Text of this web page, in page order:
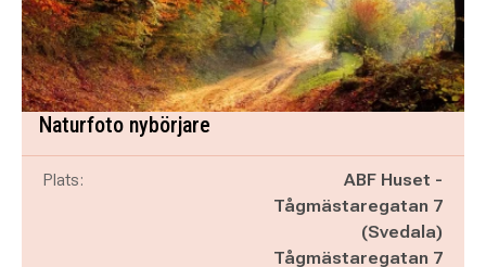
Naturfoto nybörjare
Plats:
ABF Huset -
Tågmästaregatan 7
(Svedala)
Tågmästaregatan 7